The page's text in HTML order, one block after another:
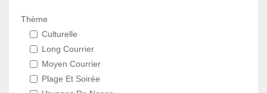
Thème
Culturelle
Long Courrier
Moyen Courrier
Plage Et Soirée